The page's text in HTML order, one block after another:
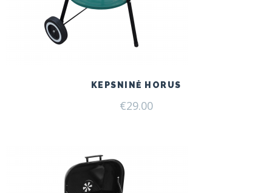
KEPSNINĖ HORUS
€29.00